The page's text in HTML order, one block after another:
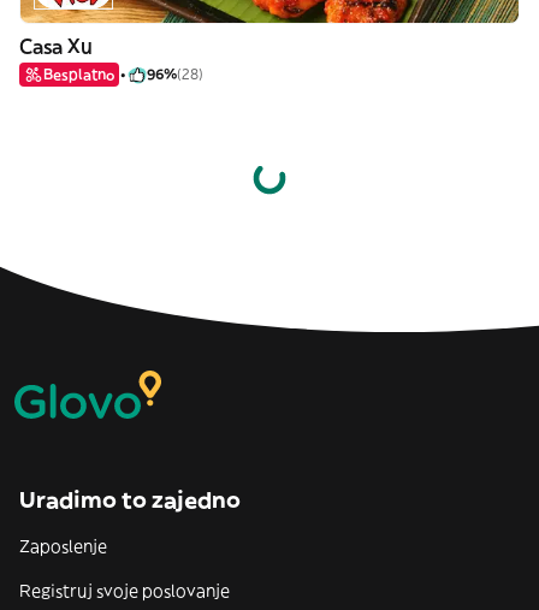
Casa Xu
Besplatno 96%(28)
Uradimo to zajedno
Zaposlenje
Registruj svoje poslovanje